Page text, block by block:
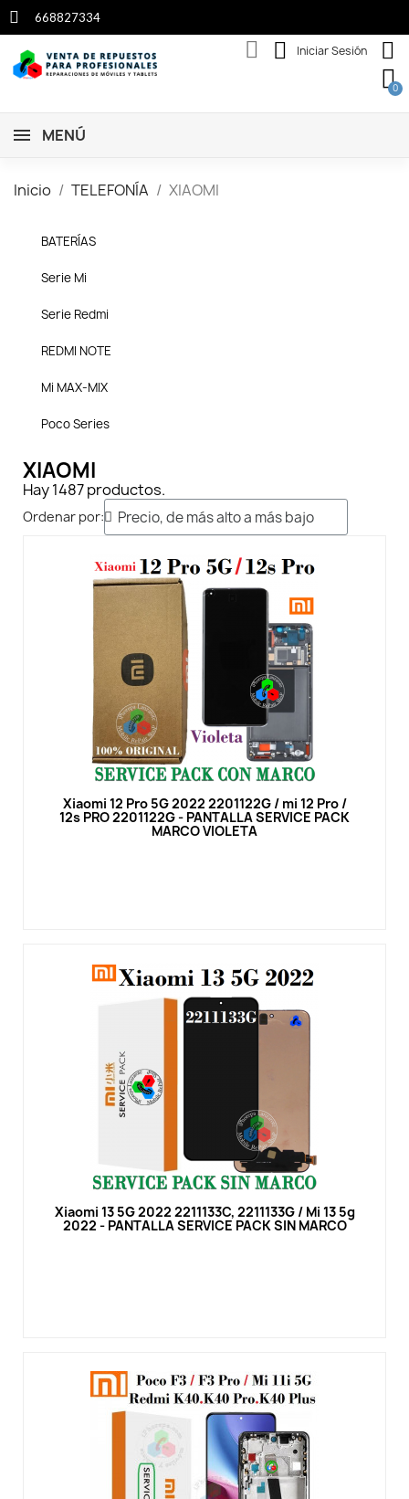
668827334
Iniciar Sesión
MENÚ
Inicio TELEFONÍA XIAOMI
BATERÍAS
Serie Mi
Serie Redmi
REDMI NOTE
Mi MAX-MIX
Poco Series
XIAOMI
Hay 1487 productos.
Ordenar por:
Vista rápida
Xiaomi 12 Pro 5G 2022 2201122G / mi 12 Pro /
12s PRO 2201122G - PANTALLA SERVICE PACK
MARCO VIOLETA
Vista rápida
Xiaomi 13 5G 2022 2211133C, 2211133G / Mi 13 5g
2022 - PANTALLA SERVICE PACK SIN MARCO